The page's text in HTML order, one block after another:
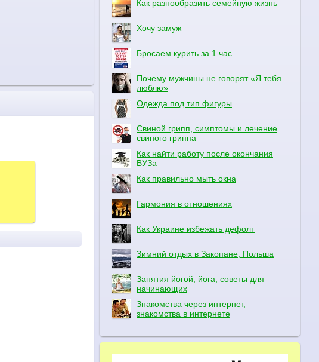
Как разнообразить семейную жизнь
Хочу замуж
Бросаем курить за 1 час
Почему мужчины не говорят «Я тебя
люблю»
Одежда под тип фигуры
Свиной грипп, симптомы и лечение
свиного гриппа
Как найти работу после окончания
ВУЗа
Как правильно мыть окна
Гармония в отношениях
Как Украине избежать дефолт
Зимний отдых в Закопане, Польша
Занятия йогой, йога, советы для
начинающих
Знакомства через интернет,
знакомства в интернете